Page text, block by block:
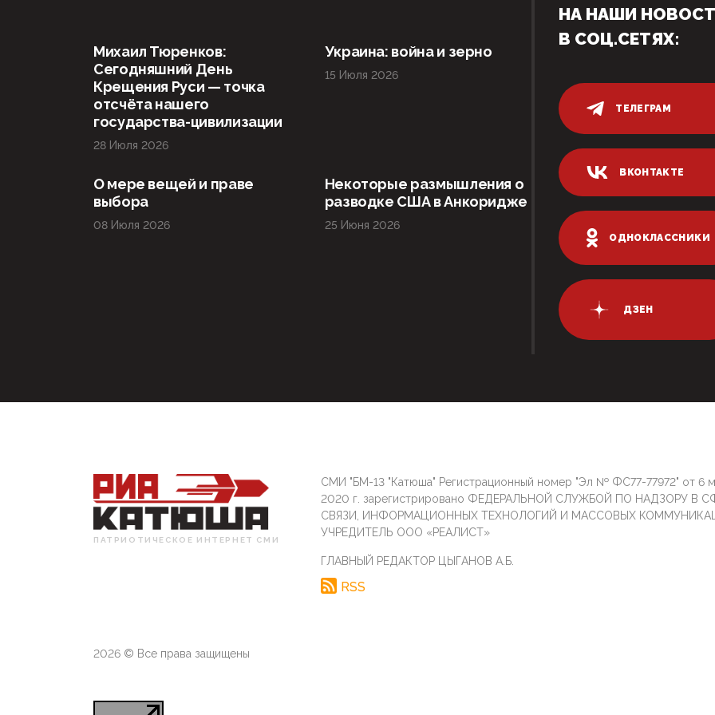
Михаил Тюренков:
Сегодняшний День
Крещения Руси — точка
отсчёта нашего
государства-цивилизации
28 Июля 2026
Украина: война и зерно
15 Июля 2026
О мере вещей и праве
выбора
08 Июля 2026
Некоторые размышления о
разводке США в Анкоридже
25 Июня 2026
НА НАШИ
В СОЦ.СЕТЯХ:
ТЕЛЕГРАМ
ВКОНТАКТЕ
ОДНОКЛАССНИКИ
ДЗЕН
ПАТРИОТИЧЕСКОЕ ИНТЕРНЕТ СМИ
СМИ "БМ-13 "Катюша" Регистрационный номер "Эл № ФС77-77972" от 6
2020 г. зарегистрировано ФЕДЕРАЛЬНОЙ СЛУЖБОЙ ПО НАДЗОРУ В
СВЯЗИ, ИНФОРМАЦИОННЫХ ТЕХНОЛОГИЙ И МАССОВЫХ
УЧРЕДИТЕЛЬ ООО «РЕАЛИСТ»
ГЛАВНЫЙ РЕДАКТОР ЦЫГАНОВ А.Б.
RSS
2026 © Все права защищены